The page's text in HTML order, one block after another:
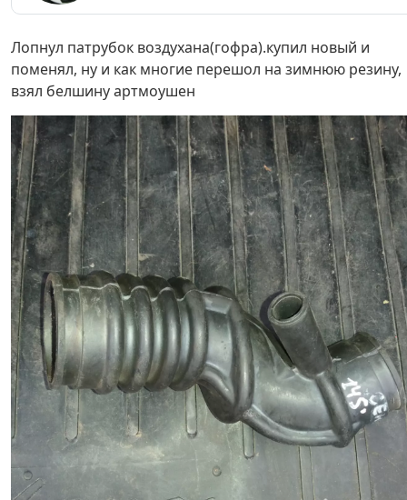
Лопнул патрубок воздухана(гофра).купил новый и
поменял, ну и как многие перешол на зимнюю резину,
взял белшину артмоушен